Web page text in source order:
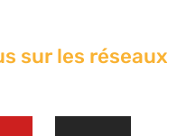
sur les réseaux